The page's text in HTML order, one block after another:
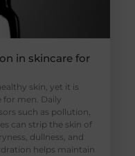
in skincare for
skin, yet it is
for men. Daily
such as pollution,
can strip the skin of
dullness, and
helps maintain